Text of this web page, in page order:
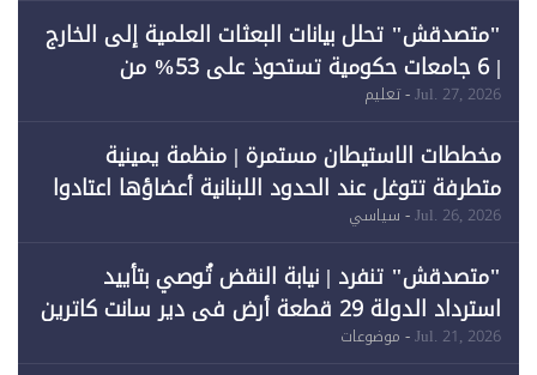
"متصدقش" تحلل بيانات البعثات العلمية إلى الخارج
| 6 جامعات حكومية تستحوذ على 53% من
Jul. 27, 2026- تعليم
مخططات الاستيطان مستمرة | منظمة يمينية
متطرفة تتوغل عند الحدود اللبنانية أعضاؤها اعتادوا
خرق الحدود
Jul. 26, 2026- سياسي
"متصدقش" تنفرد | نيابة النقض تُوصي بتأييد
استرداد الدولة 29 قطعة أرض في دير سانت كاترين
وقبول طعن الحكومة جزئيًا (1)
Jul. 21, 2026- موضوعات